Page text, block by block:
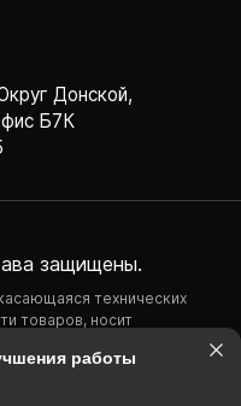
Донской,
Б7К
защищены.
технических
товаров, носит
не является публичной
437(2) Гражданского
работы